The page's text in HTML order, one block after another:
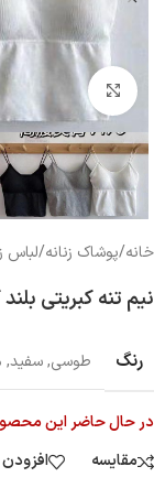
بزرگنمایی تصویر
خانه/پوشاک زنانه/لباس
نیم تنه کبریتی بلند کد
رنگ طوسی,سفید,
در حال حاضر این
مقایسه